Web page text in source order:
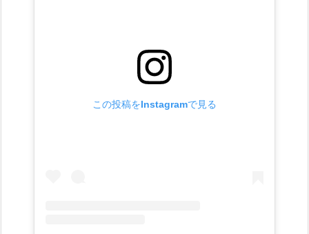
この投稿をInstagramで見る